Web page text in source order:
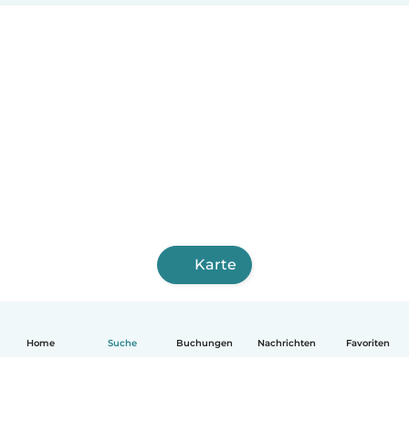
Home Suche Buchungen Nachrichten Favoriten
Karte